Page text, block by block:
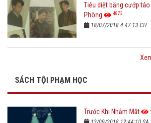
Tiêu diệt băng cướp táo
Phòng
4873
18/07/2018 4:47:13 CH
SÁCH TỘI PHẠM HỌC
Trước Khi Nhắm Mắt